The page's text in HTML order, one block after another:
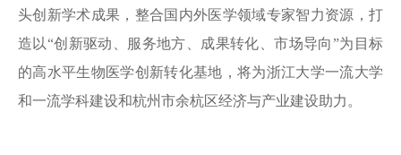
头创新学术成果，整合国内外医学领域专家智力资源，打
造以“创新驱动、服务地方、成果转化、市场导向”为目标
的高水平生物医学创新转化基地，将为浙江大学一流大学
和一流学科建设和杭州市余杭区经济与产业建设助力。